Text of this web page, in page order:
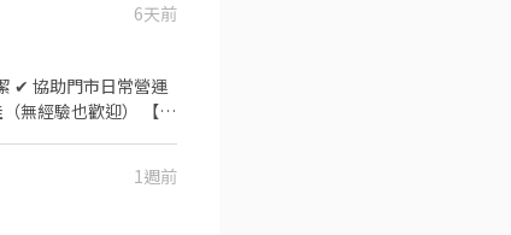
job-
查看更多職缺：
6天前
1週前